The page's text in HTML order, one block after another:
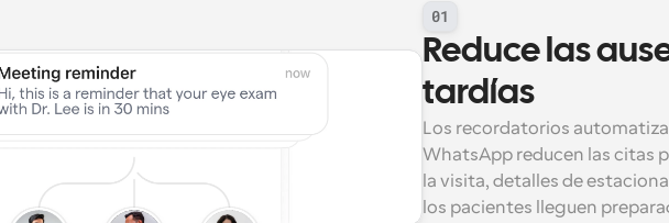
01
Reduce las
tardías
Los recordatorios
WhatsApp reducen las citas
la visita, detalles de
los pacientes lleguen